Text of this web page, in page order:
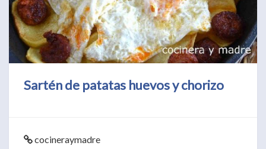
Sartén de patatas huevos y chorizo
cocineraymadre